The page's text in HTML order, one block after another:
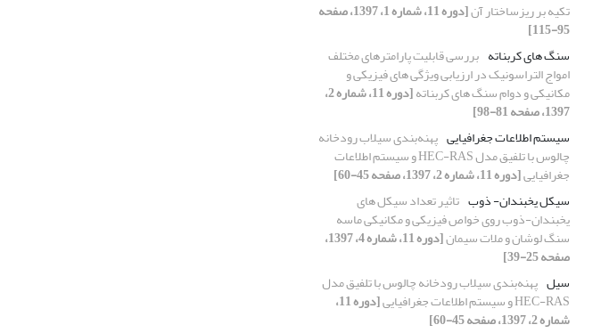
تکیه بر ریزساختار آن [دوره 11، شماره 1، 1397، صفحه
95-115]
سنگ های کربناته بررسی قابلیت پارامترهای مختلف
امواج التراسونیک در ارزیابی ویژگی های فیزیکی و
مکانیکی و دوام سنگ های کربناته [دوره 11، شماره 2،
1397، صفحه 81-98]
سیستم اطلاعات جغرافیایی پهنه‌بندی سیلاب رودخانه
چالوس با تلفیق مدل HEC-RAS و سیستم اطلاعات
جغرافیایی[دوره 11، شماره 2، 1397، صفحه 45-60]
سیکل یخبندان- ذوب تاثیر تعداد سیکل های
یخبندان-ذوب روی خواص فیزیکی و مکانیکی ماسه
سنگ لوشان و ملات سیمان [دوره 11، شماره 4، 1397،
صفحه 25-39]
سیل پهنه‌بندی سیلاب رودخانه چالوس با تلفیق مدل
HEC-RAS و سیستم اطلاعات جغرافیایی [دوره 11،
شماره 2، 1397، صفحه 45-60]